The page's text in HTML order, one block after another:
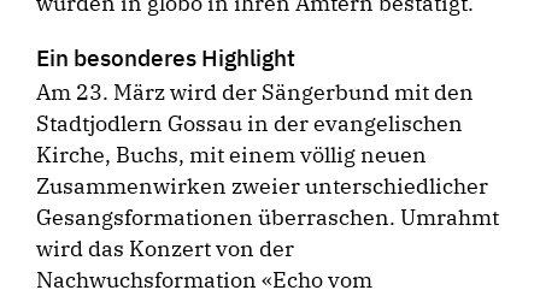
Ein besonderes Highlight
Am 23. März wird der Sängerbund mit den
Stadtjodlern Gossau in der evangelischen
Kirche, Buchs, mit einem völlig neuen
Zusammenwirken zweier unterschiedlicher
Gesangsformationen überraschen. Umrahmt
wird das Konzert von der
Nachwuchsformation «Echo vom